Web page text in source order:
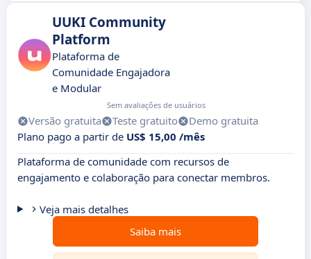
UUKI Community
Platform
Plataforma de
Comunidade Engajadora
e Modular
Sem avaliações de usuários
Versão gratuita Teste gratuito
Demo gratuita
Plano pago a partir de US$ 15,00 /mês
Plataforma de comunidade com recursos de
engajamento e colaboração para conectar membros.
Veja mais detalhes
Saiba mais